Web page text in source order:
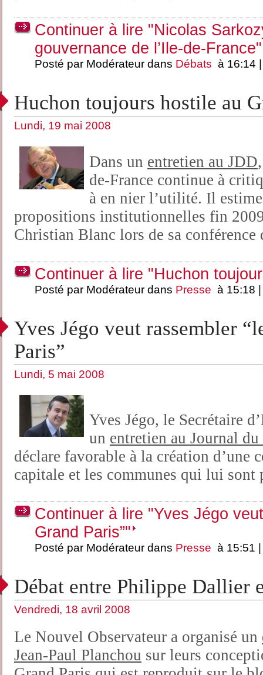
Continuer à lire "Nicolas
gouvernance de l’Ile-de-France"
Posté par Modérateur dans Débats à 16:14
Huchon toujours hostile au
Lundi, 19 mai 2008
Dans un entretien au JDD
de-France continue à
à en nier l’utilité. Il
propositions institutionnelles fin
Christian Blanc lors de sa conférence
Continuer à lire "Huchon
Posté par Modérateur dans Presse à 15:18
Yves Jégo veut rassembler
Paris”
Lundi, 5 mai 2008
Yves Jégo, le Secrétaire
un entretien au Journal
déclare favorable à la création d’une
capitale et les communes qui lui sont
Continuer à lire "Yves Jégo
Grand Paris”"
Posté par Modérateur dans Presse à 15:51
Débat entre Philippe Dallier
Vendredi, 18 avril 2008
Le Nouvel Observateur a organisé un
Jean-Paul Planchou sur leurs